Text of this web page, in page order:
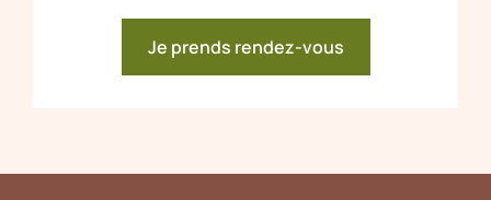
Je prends rendez-vous